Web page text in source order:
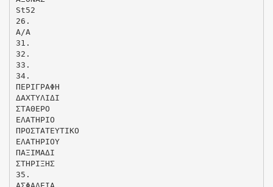
St52
26.
Α/Α
31.
32.
33.
34.
ΠΕΡΙΓΡΑΦΗ
ΔΑΧΤΥΛΙΔΙ
ΣΤΑΘΕΡΟ
ΕΛΑΤΗΡΙΟ
ΠΡΟΣΤΑΤΕΥΤΙΚΟ
ΕΛΑΤΗΡΙΟΥ
ΠΑΞΙΜΑΔΙ
ΣΤΗΡΙΞΗΣ
35.
ΑΣΦΑΛΕΙΑ